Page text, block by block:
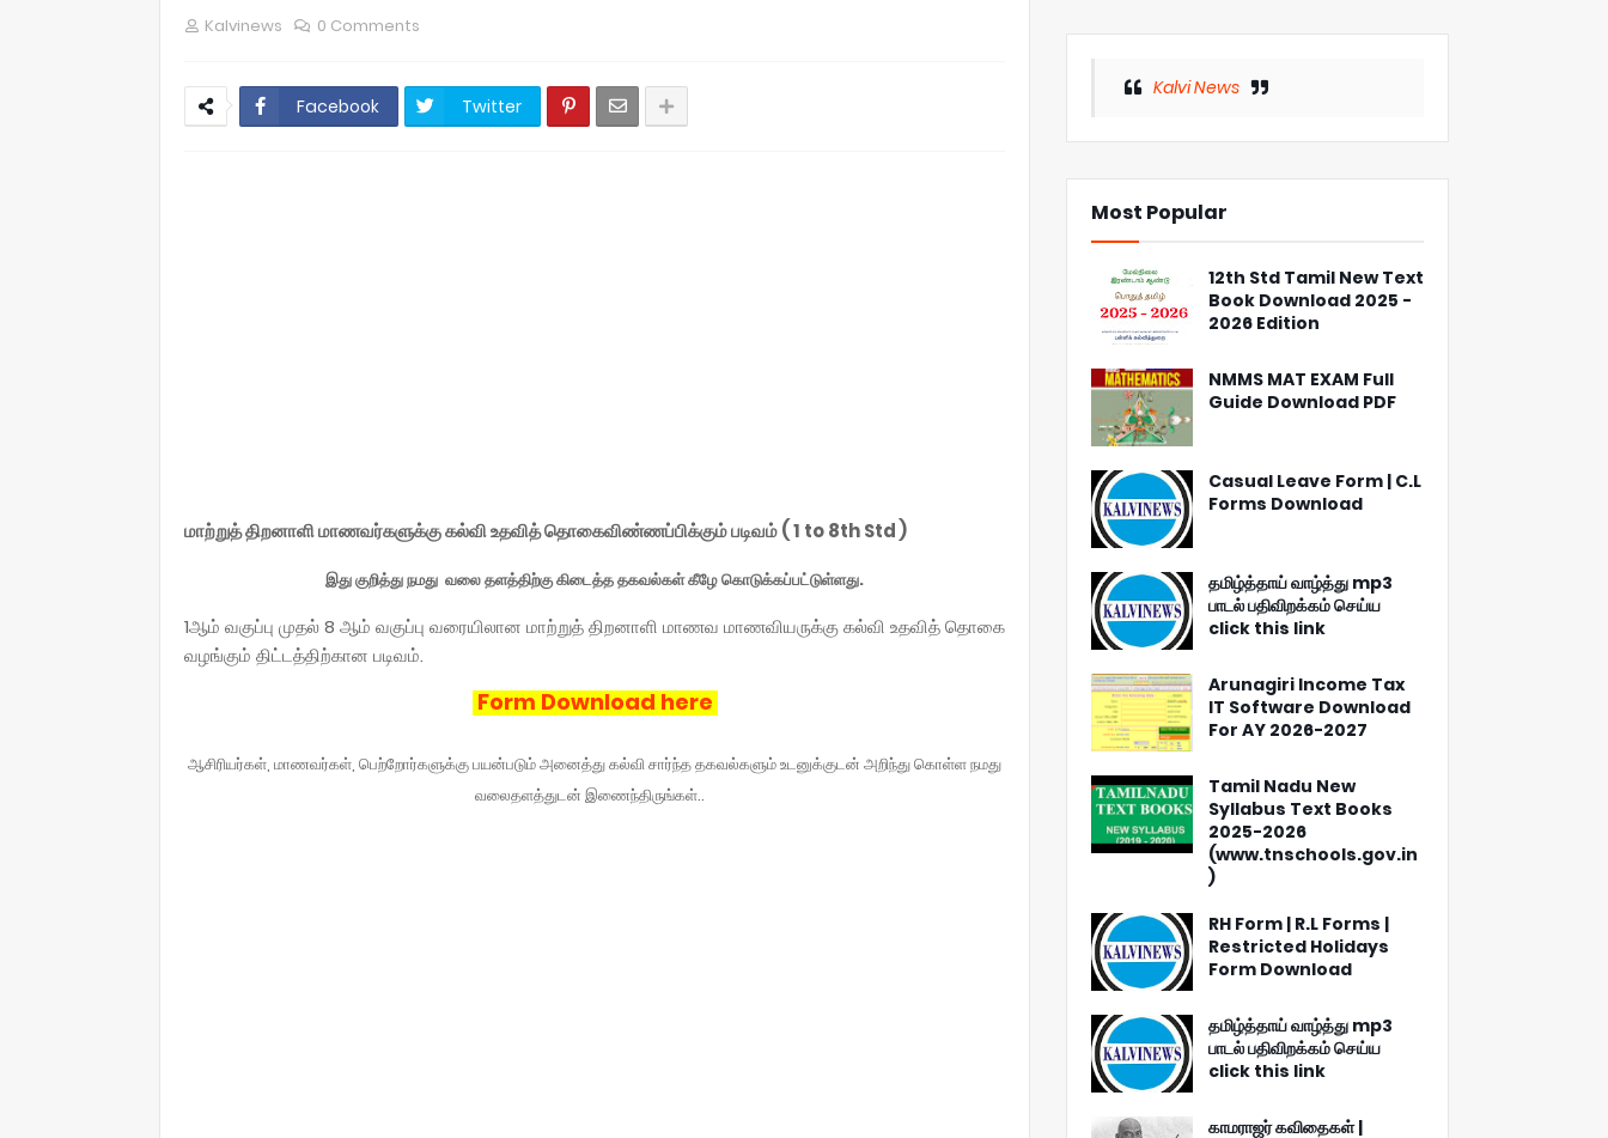
Kalvinews 0 Comments
Facebook Twitter
மாற்றுத் திறனாளி மாணவர்களுக்கு கல்வி உதவித் தொகைவிண்ணப்பிக்கும் படிவம் ( 1 to 8th Std )
இது குறித்து நமது வலை தளத்திற்கு கிடைத்த தகவல்கள் கீழே கொடுக்கப்பட்டுள்ளது.
1ஆம் வகுப்பு முதல் 8 ஆம் வகுப்பு வரையிலான மாற்றுத் திறனாளி மாணவ மாணவியருக்கு கல்வி உதவித் தொகை
வழங்கும் திட்டத்திற்கான படிவம்.
Form Download here
ஆசிரியர்கள், மாணவர்கள், பெற்றோர்களுக்கு பயன்படும் அனைத்து கல்வி சார்ந்த தகவல்களும் உடனுக்குடன் அறிந்து கொள்ள நமது
வலைதளத்துடன் இணைந்திருங்கள்..
Kalvi News
Most Popular
12th Std Tamil New Text
Book Download 2025 -
2026 Edition
NMMS MAT EXAM Full
Guide Download PDF
Casual Leave Form | C.L
Forms Download
தமிழ்த்தாய் வாழ்த்து mp3
பாடல் பதிவிறக்கம் செய்ய
click this link
Arunagiri Income Tax
IT Software Download
For AY 2026-2027
Tamil Nadu New
Syllabus Text Books
2025-2026
(www.tnschools.gov.in
)
RH Form | R.L Forms |
Restricted Holidays
Form Download
தமிழ்த்தாய் வாழ்த்து mp3
பாடல் பதிவிறக்கம் செய்ய
click this link
காமராஜர் கவிதைகள் |